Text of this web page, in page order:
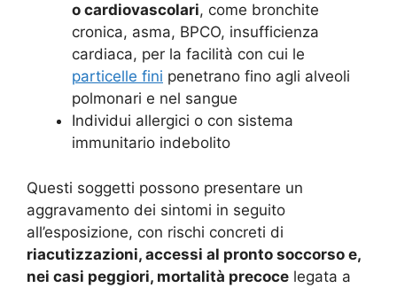
o cardiovascolari, come bronchite
cronica, asma, BPCO, insufficienza
cardiaca, per la facilità con cui le
particelle fini penetrano fino agli alveoli
polmonari e nel sangue
Individui allergici o con sistema
immunitario indebolito
Questi soggetti possono presentare un
aggravamento dei sintomi in seguito
all’esposizione, con rischi concreti di
riacutizzazioni, accessi al pronto soccorso e,
nei casi peggiori, mortalità precoce legata a